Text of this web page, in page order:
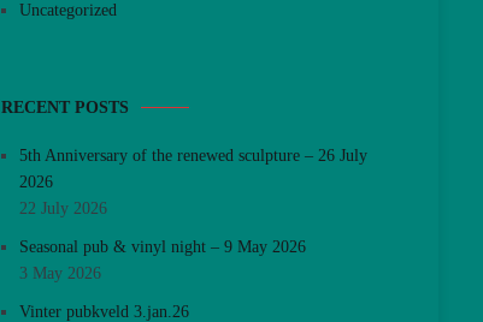
Uncategorized
RECENT POSTS
5th Anniversary of the renewed sculpture – 26 July
2026
22 July 2026
Seasonal pub & vinyl night – 9 May 2026
3 May 2026
Vinter pubkveld 3.jan.26